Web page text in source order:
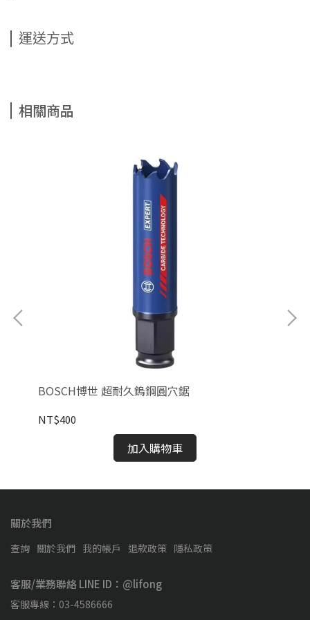
運送方式
相關商品
BOSCH博世 超耐久鎢鋼圓穴鋸
NT$400
加入購物車
關於我們
查詢 關於我們 我的帳戶 退款政策 隱私政策
客服/業務聯絡 LINE ID：@lifong
客服專線：03-4586666